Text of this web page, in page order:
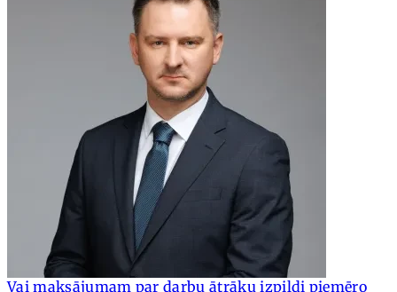
Vai maksājumam par darbu ātrāku izpildi piemēro